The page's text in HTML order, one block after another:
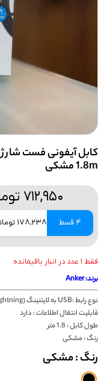
1.8m مشکی
۷۱۲,۹۵۰ تومان
4 قسط 178,238 تومانی
فقط ۱ عدد در انبار باقیمانده
برند: Anker
نوع رابط :USB به لایتنینگ (Lightning)
قابلیت انتقال اطلاعات : دارد
طول کابل : 1.8 متر
رنگ : مشکی
رنگ: مشکی